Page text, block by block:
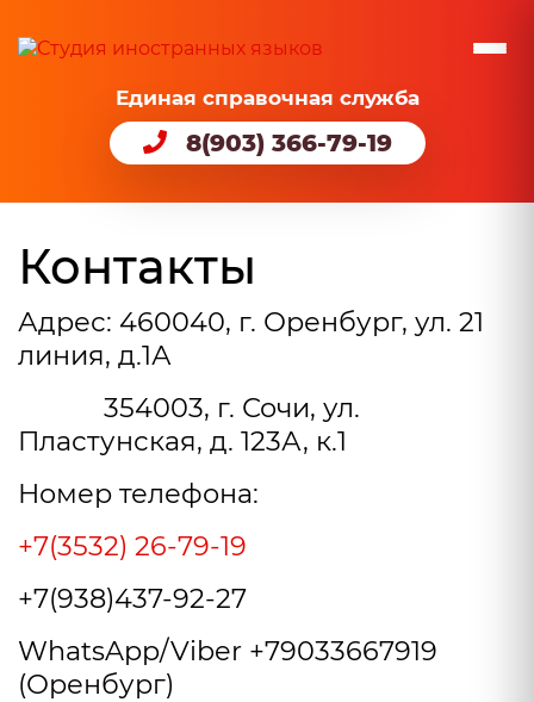
Единая справочная служба
8(903) 366-79-19
Контакты
Адрес: 460040, г. Оренбург, ул. 21
линия, д.1А
354003, г. Сочи, ул.
Пластунская, д. 123А, к.1
Номер телефона:
+7(3532) 26-79-19
+7(938)437-92-27
WhatsApp/Viber +79033667919
(Оренбург)